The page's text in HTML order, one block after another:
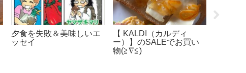
人参の葉っぱレシピ? 外食をお得に楽しむ方法